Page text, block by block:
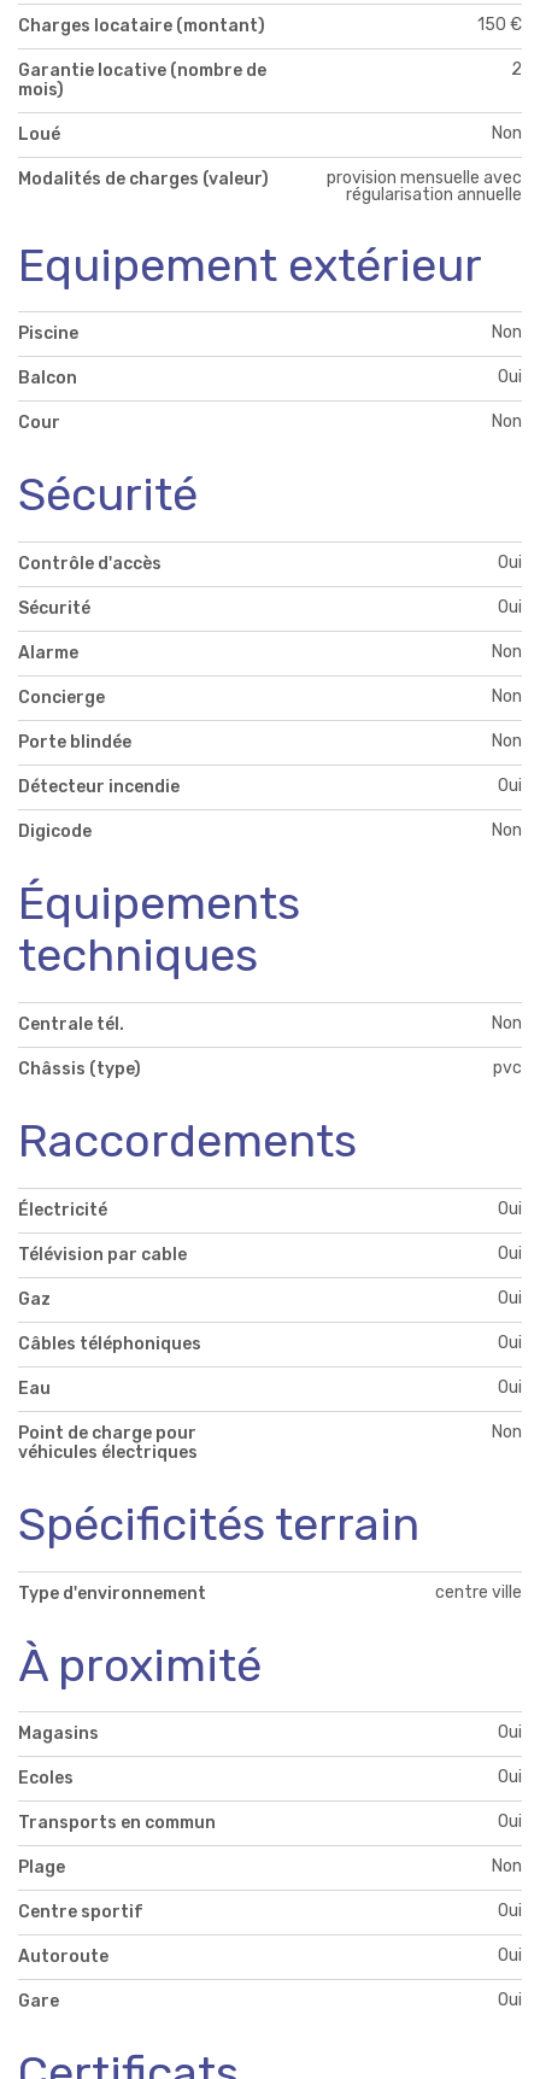
Charges locataire (montant) 150 €
Garantie locative (nombre de
mois)
2
Loué Non
Modalités de charges (valeur)
provision mensuelle avec
régularisation annuelle
Equipement extérieur
Piscine Non
Balcon Oui
Cour Non
Sécurité
Contrôle d'accès Oui
Sécurité Oui
Alarme Non
Concierge Non
Porte blindée Non
Détecteur incendie Oui
Digicode Non
Équipements
techniques
Centrale tél. Non
Châssis (type) pvc
Raccordements
Électricité Oui
Télévision par cable Oui
Gaz Oui
Câbles téléphoniques Oui
Eau Oui
Point de charge pour
véhicules électriques
Non
Spécificités terrain
Type d'environnement centre ville
À proximité
Magasins Oui
Ecoles Oui
Transports en commun Oui
Plage Non
Centre sportif Oui
Autoroute Oui
Gare Oui